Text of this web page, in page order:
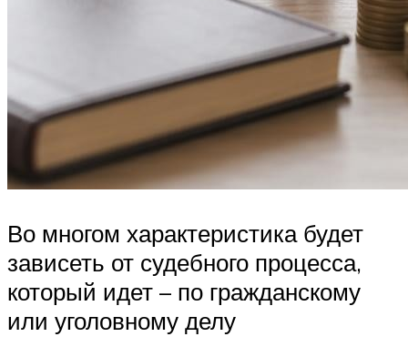
Во многом характеристика будет
зависеть от судебного процесса,
который идет – по гражданскому
или уголовному делу